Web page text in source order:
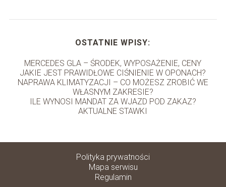
OSTATNIE WPISY:
MERCEDES GLA – ŚRODEK, WYPOSAŻENIE, CENY
JAKIE JEST PRAWIDŁOWE CIŚNIENIE W OPONACH?
NAPRAWA KLIMATYZACJI – CO MOŻESZ ZROBIĆ WE
WŁASNYM ZAKRESIE?
ILE WYNOSI MANDAT ZA WJAZD POD ZAKAZ?
AKTUALNE STAWKI
Polityka prywatności
Mapa serwisu
Regulamin